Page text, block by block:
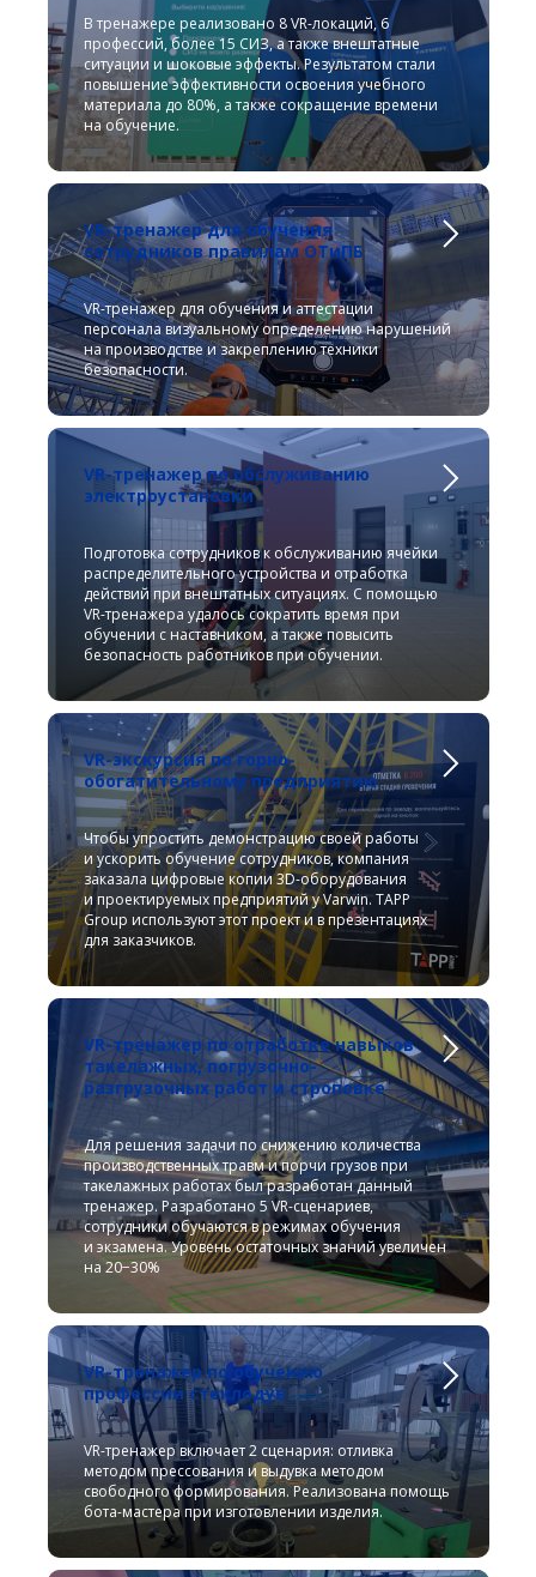
В тренажере реализовано 8 VR-локаций, 6
профессий, более 15 СИЗ, а также внештатные
ситуации и шоковые эффекты. Результатом стали
повышение эффективности освоения учебного
материала до 80%, а также сокращение времени
на обучение.
VR-тренажер для обучения
сотрудников правилам ОТиПБ
VR-тренажер для обучения и аттестации
персонала визуальному определению нарушений
на производстве и закреплению техники
безопасности.
VR-тренажер по обслуживанию
электроустановки
Подготовка сотрудников к обслуживанию ячейки
распределительного устройства и отработка
действий при внештатных ситуациях. С помощью
VR-тренажера удалось сократить время при
обучении с наставником, а также повысить
безопасность работников при обучении.
VR-экскурсия по горно-
обогатительному предприятию
Чтобы упростить демонстрацию своей работы
и ускорить обучение сотрудников, компания
заказала цифровые копии 3D-оборудования
и проектируемых предприятий у Varwin. TAPP
Group используют этот проект и в презентациях
для заказчиков.
VR-тренажер по отработке навыков
такелажных, погрузочно-
разгрузочных работ и строповке
Для решения задачи по снижению количества
производственных травм и порчи грузов при
такелажных работах был разработан данный
тренажер. Разработано 5 VR-сценариев,
сотрудники обучаются в режимах обучения
и экзамена. Уровень остаточных знаний увеличен
на 20−30%
VR-тренажер по обучению
профессии стеклодув
VR-тренажер включает 2 сценария: отливка
методом прессования и выдувка методом
свободного формирования. Реализована помощь
бота-мастера при изготовлении изделия.